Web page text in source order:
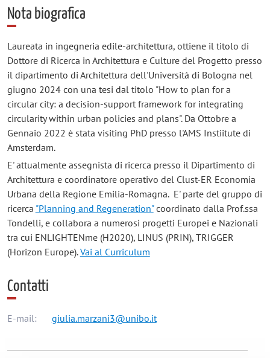
Nota biografica
Laureata in ingegneria edile-architettura, ottiene il titolo di
Dottore di Ricerca in Architettura e Culture del Progetto presso
il dipartimento di Architettura dell'Università di Bologna nel
giugno 2024 con una tesi dal titolo "How to plan for a
circular city: a decision-support framework for integrating
circularity within urban policies and plans". Da Ottobre a
Gennaio 2022 è stata visiting PhD presso l'AMS Instiitute di
Amsterdam.
E' attualmente assegnista di ricerca presso il Dipartimento di
Architettura e coordinatore operativo del Clust-ER Economia
Urbana della Regione Emilia-Romagna. E' parte del gruppo di
ricerca "Planning and Regeneration"coordinato dalla Prof.ssa
Tondelli, e collabora a numerosi progetti Europei e Nazionali
tra cui ENLIGHTENme (H2020), LINUS (PRIN), TRIGGER
(Horizon Europe).Vai al Curriculum
Contatti
E-mail: giulia.marzani3@unibo.it